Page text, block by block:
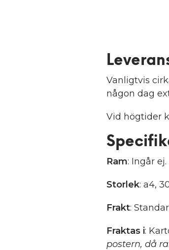
Vanligtvis
någon dag
Vid högtider
Ram: Ingår
Storlek: a4,
Frakt:
Fraktas i:
postern, då